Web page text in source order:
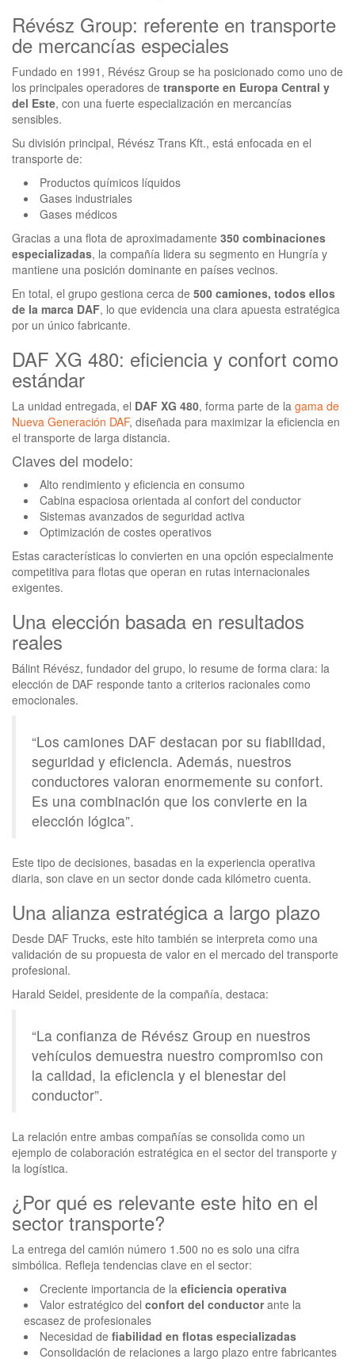
Révész Group: referente en transporte
de mercancías especiales
Fundado en 1991, Révész Group se ha posicionado como uno de
los principales operadores de transporte en Europa Central y
del Este, con una fuerte especialización en mercancías
sensibles.
Su división principal, Révész Trans Kft., está enfocada en el
transporte de:
Productos químicos líquidos
Gases industriales
Gases médicos
Gracias a una flota de aproximadamente 350 combinaciones
especializadas, la compañía lidera su segmento en Hungría y
mantiene una posición dominante en países vecinos.
En total, el grupo gestiona cerca de 500 camiones, todos ellos
de la marca DAF, lo que evidencia una clara apuesta estratégica
por un único fabricante.
DAF XG 480: eficiencia y confort como
estándar
La unidad entregada, el DAF XG 480, forma parte de la gama de
Nueva Generación DAF, diseñada para maximizar la eficiencia en
el transporte de larga distancia.
Claves del modelo:
Alto rendimiento y eficiencia en consumo
Cabina espaciosa orientada al confort del conductor
Sistemas avanzados de seguridad activa
Optimización de costes operativos
Estas características lo convierten en una opción especialmente
competitiva para flotas que operan en rutas internacionales
exigentes.
Una elección basada en resultados
reales
Bálint Révész, fundador del grupo, lo resume de forma clara: la
elección de DAF responde tanto a criterios racionales como
emocionales.
“Los camiones DAF destacan por su fiabilidad,
seguridad y eficiencia. Además, nuestros
conductores valoran enormemente su confort.
Es una combinación que los convierte en la
elección lógica”.
Este tipo de decisiones, basadas en la experiencia operativa
diaria, son clave en un sector donde cada kilómetro cuenta.
Una alianza estratégica a largo plazo
Desde DAF Trucks, este hito también se interpreta como una
validación de su propuesta de valor en el mercado del transporte
profesional.
Harald Seidel, presidente de la compañía, destaca:
“La confianza de Révész Group en nuestros
vehículos demuestra nuestro compromiso con
la calidad, la eficiencia y el bienestar del
conductor”.
La relación entre ambas compañías se consolida como un
ejemplo de colaboración estratégica en el sector del transporte y
la logística.
¿Por qué es relevante este hito en el
sector transporte?
La entrega del camión número 1.500 no es solo una cifra
simbólica. Refleja tendencias clave en el sector:
Creciente importancia de la eficiencia operativa
Valor estratégico del confort del conductorante la
escasez de profesionales
Necesidad de fiabilidad en flotas especializadas
Consolidación de relaciones a largo plazo entre fabricantes